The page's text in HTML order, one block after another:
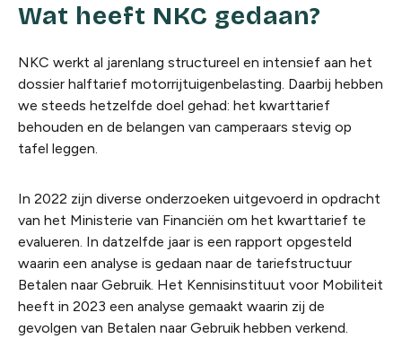
Wat heeft NKC gedaan?
NKC werkt al jarenlang structureel en intensief aan het
dossier halftarief motorrijtuigenbelasting. Daarbij hebben
we steeds hetzelfde doel gehad: het kwarttarief
behouden en de belangen van camperaars stevig op
tafel leggen.
In 2022 zijn diverse onderzoeken uitgevoerd in opdracht
van het Ministerie van Financiën om het kwarttarief te
evalueren. In datzelfde jaar is een rapport opgesteld
waarin een analyse is gedaan naar de tariefstructuur
Betalen naar Gebruik. Het Kennisinstituut voor Mobiliteit
heeft in 2023 een analyse gemaakt waarin zij de
gevolgen van Betalen naar Gebruik hebben verkend.